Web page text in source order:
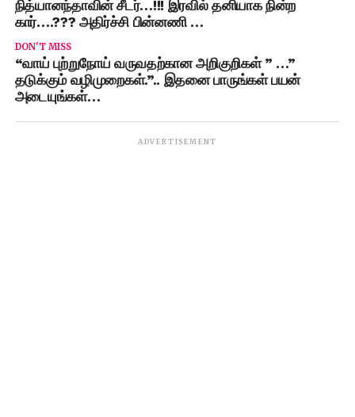
நித்யானந்தாவின் சீடர்…!!! இரவில் தனியாக நின்ற
கார்….??? அதிர்ச்சி பின்னணி …
DON'T MISS
“வாய் புற்றுநோய் வருவதற்கான அறிகுறிகள் ” …”
தடுக்கும் வழிமுறைகள்.”.. இதனை பாருங்கள் பயன்
அடையுங்கள்…
ADVERTISEMENT